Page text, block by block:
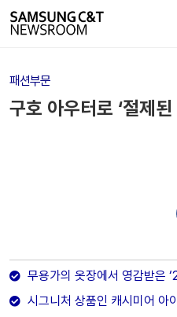
패션부문
구호 아우터로 ‘절제
무용가의 옷장에서 영감받은
시그니처 상품인 캐시미어 아